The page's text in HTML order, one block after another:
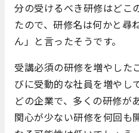
分の受けるべき研修はどこ
たので、研修名は何かと尋
ん」と言ったそうです。
受講必須の研修を増やした
びに受動的な社員を増やし
どの企業で、多くの研修が
関心が少ない研修を何回も